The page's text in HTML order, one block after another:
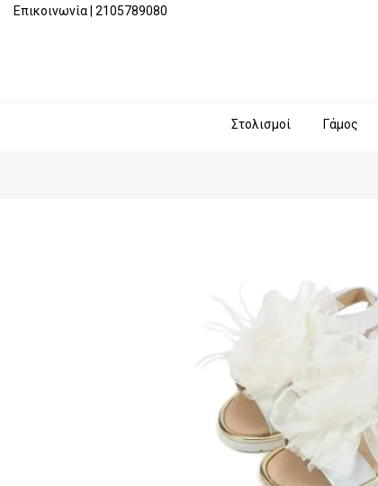
Επικοινωνία 2105789080
Στολισμοί Γάμος